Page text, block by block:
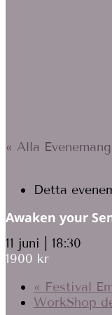
« Alla Evenemang
Detta
Awaken your
11 juni | 18:30
1900 kr
« Festival
WorkShop